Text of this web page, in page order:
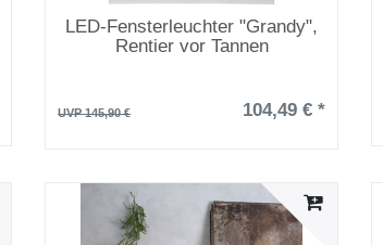
LED-Fensterleuchter "Grandy",
Rentier vor Tannen
UVP 145,90 € 104,49 € *